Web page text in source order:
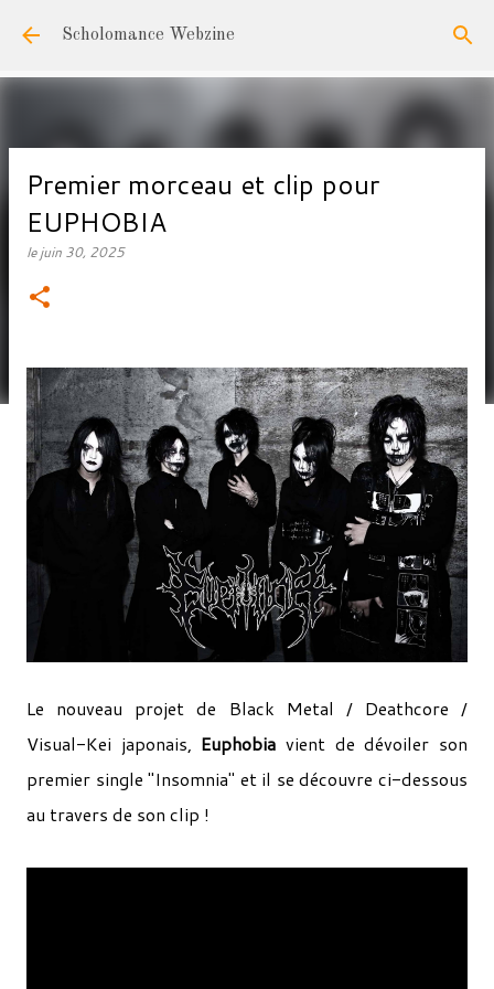
Accéder au contenu principal
Scholomance Webzine
Premier morceau et clip pour
EUPHOBIA
lejuin 30, 2025
Le nouveau projet de Black Metal / Deathcore /
Visual-Kei japonais, Euphobiavient de dévoiler son
premier single "Insomnia" et il se découvre ci-dessous
au travers de son clip !